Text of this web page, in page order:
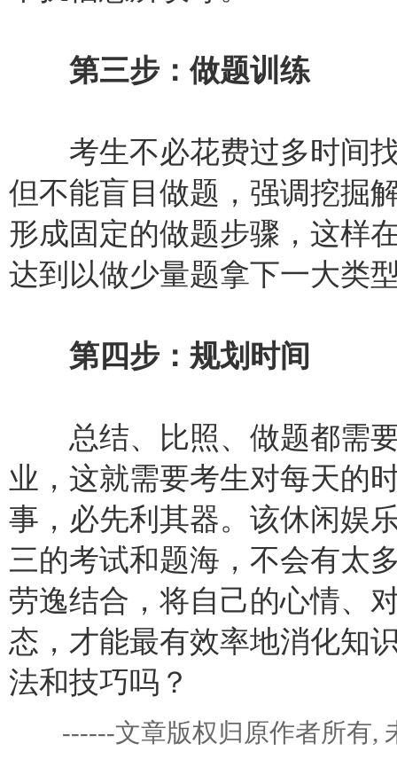
第三步：做题训练
考生不必花费过多时间找
但不能盲目做题，强调挖掘
形成固定的做题步骤，这样
达到以做少量题拿下一大类
第四步：规划时间
总结、比照、做题都需要
业，这就需要考生对每天的
事，必先利其器。该休闲娱
三的考试和题海，不会有太
劳逸结合，将自己的心情、
态，才能最有效率地消化知
法和技巧吗？
------文章版权归原作者所有,